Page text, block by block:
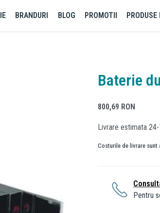
BRANDURI BLOG PROMOTII PRODUSE
Baterie
800,69 RON
Livrare estimata
Costurile de livrare sunt
Pentru